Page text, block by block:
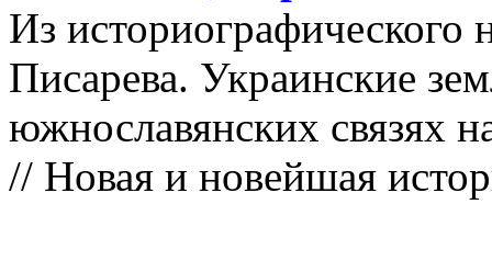
Из
Писарева. Украинские
южнославянских связях
// Новая и новейшая